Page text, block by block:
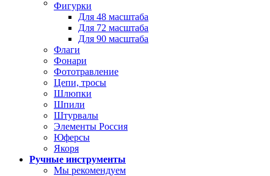
Фигурки
Для 48 масштаба
Для 72 масштаба
Для 90 масштаба
Флаги
Фонари
Фототравление
Цепи, тросы
Шлюпки
Шпили
Штурвалы
Элементы Россия
Юферсы
Якоря
Ручные инструменты
Мы рекомендуем